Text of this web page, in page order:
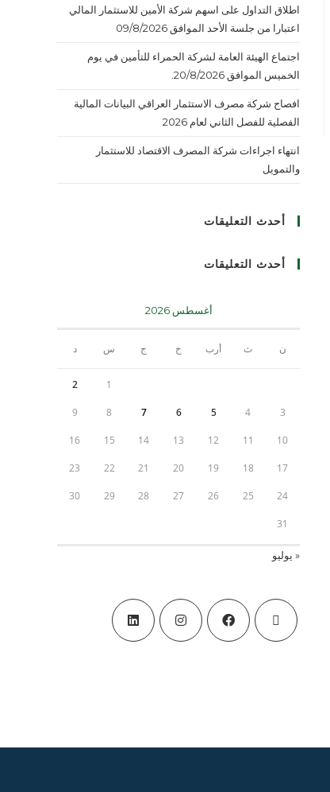
اطلاق التداول على اسهم شركة الأمين للاستثمار المالي
اعتبارا من جلسة الأحد الموافق 09/8/2026
اجتماع الهيئة العامة لشركة الحمراء للتأمين في يوم
الخميس الموافق 20/8/2026.
افصاح شركة مصرف الاستثمار العراقي البيانات المالية
الفصلية للفصل الثاني لعام 2026
انتهاء اجراءات شركة المصرف الاقتصاد للاستثمار
والتمويل
أحدث التعليقات
أحدث التعليقات
أغسطس 2026
ن ث أرب خ ج س د
1
2
3
4
5
6
7
8
9
10
11
12
13
14
15
16
17
18
19
20
21
22
23
24
25
26
27
28
29
30
31
« يوليو